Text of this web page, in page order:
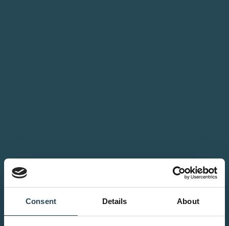
Consent Details About